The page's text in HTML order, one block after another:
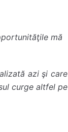
mă
azi şi care
curge altfel pe